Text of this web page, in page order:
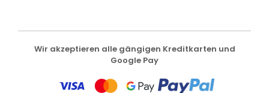
Wir akzeptieren alle gängigen Kreditkarten und
Google Pay